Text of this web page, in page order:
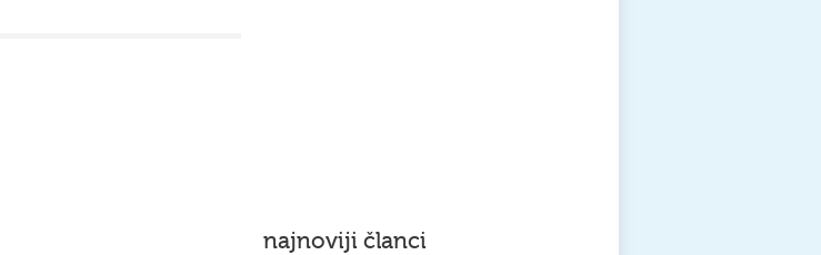
najnoviji članci